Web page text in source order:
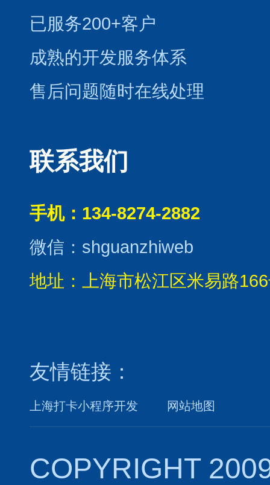
已服务200+客户
成熟的开发服务体系
售后问题随时在线处理
联系我们
手机：134-8274-2882
微信：shguanzhiweb
地址：上海市松江区米易路
友情链接：
上海打卡小程序开发 网站地图
COPYRIGHT